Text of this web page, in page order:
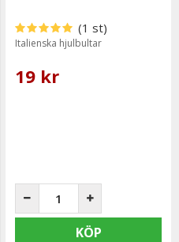
(1 st)
Italienska hjulbultar
19 kr
KÖP